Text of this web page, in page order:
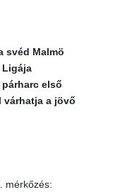
svéd Malmö
Ligája
első
várhatja a jövő
mérkőzés: